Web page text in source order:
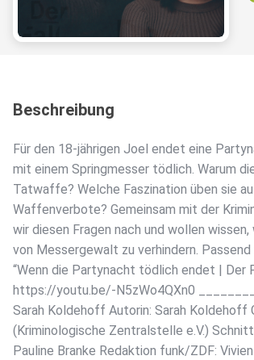
Beschreibung
Für den 18-jährigen Joel endet eine
mit einem Springmesser tödlich. Warum
Tatwaffe? Welche Faszination üben sie
Waffenverbote? Gemeinsam mit der
wir diesen Fragen nach und wollen
von Messergewalt zu verhindern.
“Wenn die Partynacht tödlich endet | Der
https://youtu.be/-N5zWo4QXn0
Sarah Koldehoff Autorin: Sarah Koldehoff
(Kriminologische Zentralstelle e.V.)
Pauline Branke Redaktion funk/ZDF: